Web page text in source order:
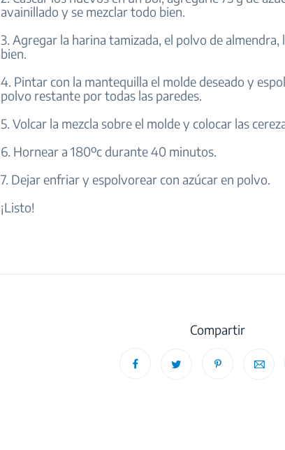
avainillado y se mezclar todo bien.
3. Agregar la harina tamizada, el polvo de almendra,
bien.
4. Pintar con la mantequilla el molde deseado y
polvo restante por todas las paredes.
5. Volcar la mezcla sobre el molde y colocar las
6. Hornear a 180ºc durante 40 minutos.
7. Dejar enfriar y espolvorear con azúcar en polvo.
¡Listo!
Compartir